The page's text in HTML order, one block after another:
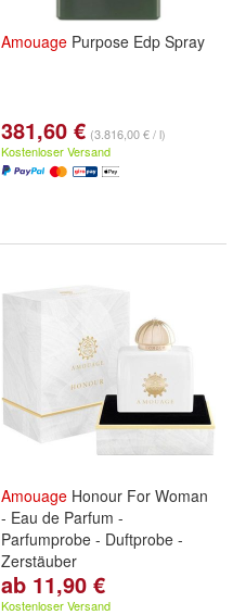
Amouage Purpose Edp Spray
381,60 € (3.816,00 € / l)
Kostenloser Versand
Amouage Honour For Woman
- Eau de Parfum -
Parfumprobe - Duftprobe -
Zerstäuber
ab 11,90 €
Kostenloser Versand